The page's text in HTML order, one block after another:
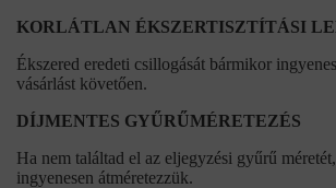
KORLÁTLAN ÉKSZERTISZTÍTÁSI
Ékszered eredeti csillogását bármikor
vásárlást követően.
DÍJMENTES GYŰRŰMÉRETEZÉS
Ha nem találtad el az eljegyzési gyűrű
ingyenesen átméretezzük.